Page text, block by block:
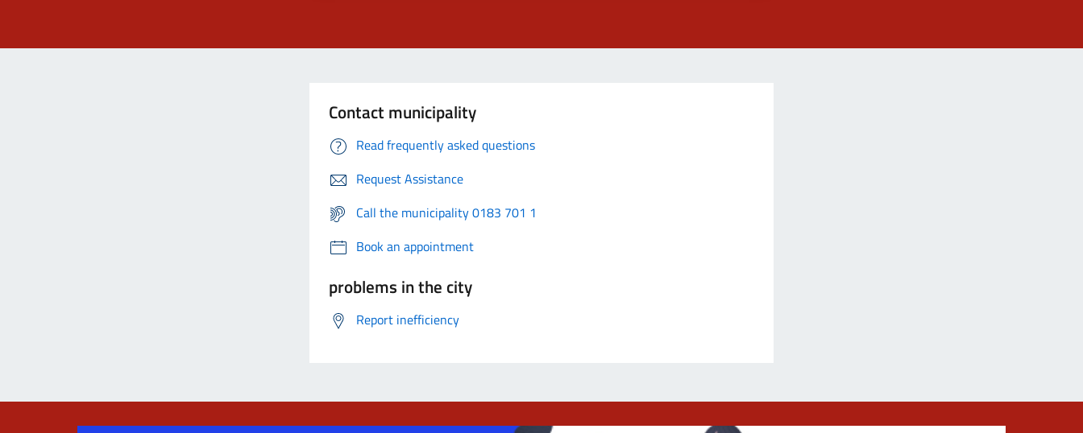
Contact municipality
Read frequently asked questions
Request Assistance
Call the municipality 0183 701 1
Book an appointment
problems in the city
Report inefficiency